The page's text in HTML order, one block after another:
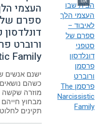
העצמי
ספרם
Family
ישנם אנשים
כשהם
מוזרה שקשה
מבחוץ חייהם
תקינים